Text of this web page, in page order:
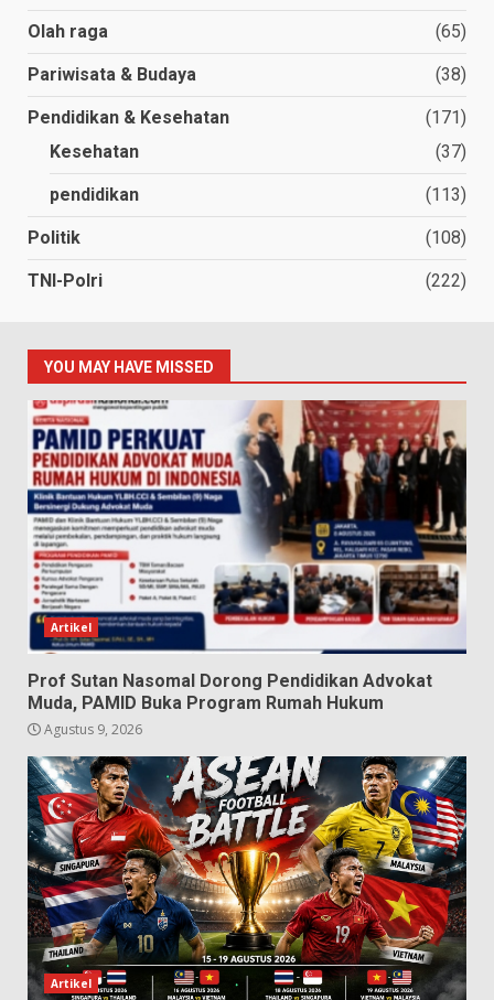
Olah raga (65)
Pariwisata & Budaya (38)
Pendidikan & Kesehatan
(171)
Kesehatan
(37)
pendidikan (113)
Politik (108)
TNI-Polri (222)
YOU MAY HAVE MISSED
Artikel
Prof Sutan Nasomal Dorong Pendidikan Advokat
Muda, PAMID Buka Program Rumah Hukum
Agustus 9, 2026
Artikel